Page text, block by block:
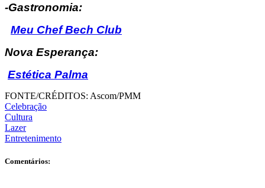
-Gastronomia:
Meu Chef Bech Club
Nova Esperança:
Estética Palma
FONTE/CRÉDITOS: Ascom/PMM
Celebração
Cultura
Lazer
Entretenimento
Comentários: